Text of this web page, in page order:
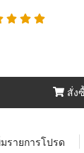
สั่ง
มรายการโปรด